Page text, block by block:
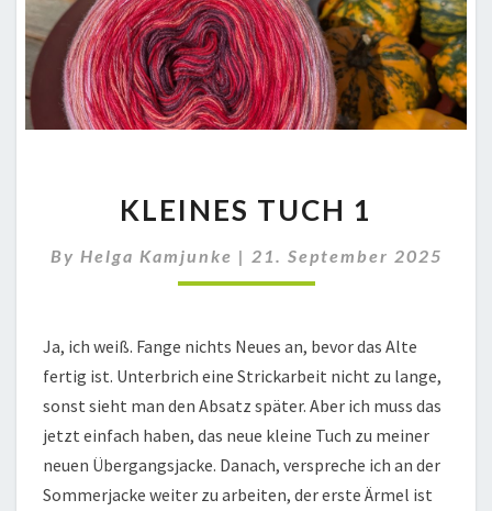
TUCH
KLEINES TUCH 1
By Helga Kamjunke | 21. September 2025
Ja, ich weiß. Fange nichts Neues an, bevor das Alte
fertig ist. Unterbrich eine Strickarbeit nicht zu lange,
sonst sieht man den Absatz später. Aber ich muss das
jetzt einfach haben, das neue kleine Tuch zu meiner
neuen Übergangsjacke. Danach, verspreche ich an der
Sommerjacke weiter zu arbeiten, der erste Ärmel ist